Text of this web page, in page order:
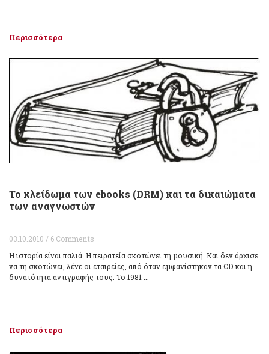
Περισσότερα
Το κλείδωμα των ebooks (DRM) και τα δικαιώματα
των αναγνωστών
03.10.2010 / 6 Comments
Η ιστορία είναι παλιά. Η πειρατεία σκοτώνει τη μουσική. Και δεν άρχισε
να τη σκοτώνει, λένε οι εταιρείες, από όταν εμφανίστηκαν τα CD και η
δυνατότητα αντιγραφής τους. Το 1981 ...
Περισσότερα